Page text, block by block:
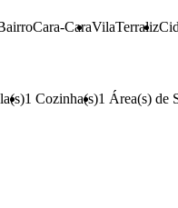
Cara-CaraVilaTerraliz
1 Cozinha(s)1 Área(s) de